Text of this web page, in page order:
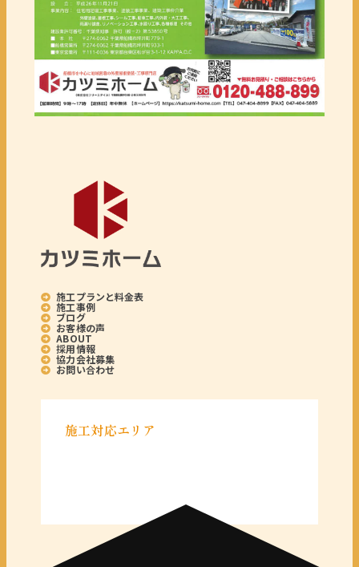
施工プランと料金表
施工事例
ブログ
お客様の声
ABOUT
採用情報
協力会社募集
お問い合わせ
施工対応エリア